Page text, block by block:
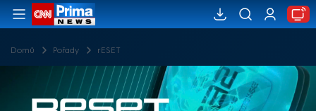
Domů Pořady rESET